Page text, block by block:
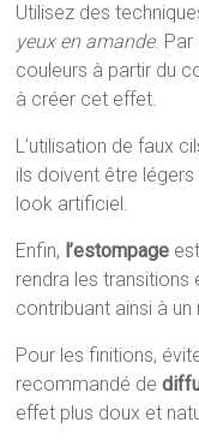
Utilisez des
yeux en amande. Par
couleurs à partir du
à créer cet effet.
L’utilisation de faux
ils doivent être
look artificiel.
Enfin, l’estompage
rendra les transitions
contribuant ainsi à un
Pour les finitions,
recommandé de
effet plus doux et